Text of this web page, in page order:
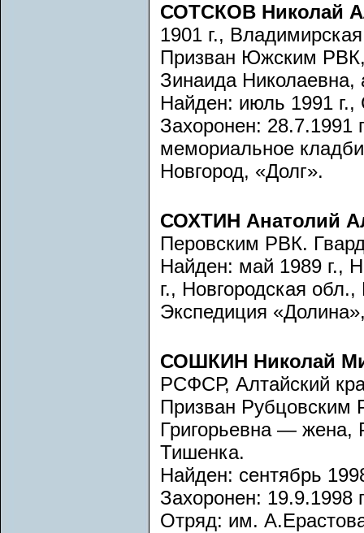
СОТСКОВ Николай
1901 г.,
Призван Южским
Зинаида Николаевна,
Найден: июль 1991
Захоронен: 28.7.1991
мемориальное
Новгород, «Долг».
СОХТИН Анатолий
Перовским РВК.
Найден: май 1989 г.,
г., Новгородская
Экспедиция
СОШКИН Николай
РСФСР, Алтайский
Призван
Григорьевна — жена,
Тишенка.
Найден: сентябрь
Захоронен: 19.9.1998
Отряд: им.